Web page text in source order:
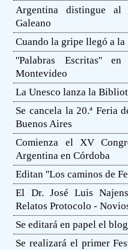
Argentina distingue al
Galeano
Cuando la gripe llegó a
''Palabras Escritas''
Montevideo
La Unesco lanza la
Se cancela la 20.ª
Buenos Aires
Comienza el XV
Argentina en Córdoba
Editan ''Los caminos de
El Dr. José Luis
Relatos Protocolo -
Se editará en papel el
Se realizará el primer